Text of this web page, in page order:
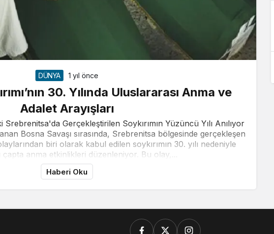
DÜNYA 1 yıl önce
30. Yılında Uluslararası Anma ve
Adalet Arayışları
Gerçekleştirilen Soykırımın Yüzüncü Yılı Anılıyor
Bosna Savaşı sırasında, Srebrenitsa bölgesinde gerçekleşen
biri olarak kabul edilen soykırımın 30. yılı nedeniyle
çapta anma etkinlikleri düzenleniyor. Bu olay,...
Haberi Oku